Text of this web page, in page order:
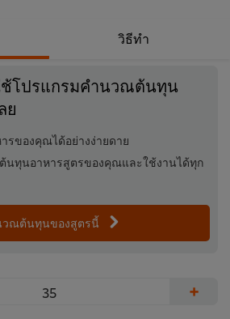
วิธีทำ
ช้โปรแกรมคำนวณต้นทุน
ย
ของคุณได้อย่างง่ายดาย
ทุนอาหารสูตรของคุณและใช้งานได้ทุก
วณต้นทุนของสูตรนี้
+